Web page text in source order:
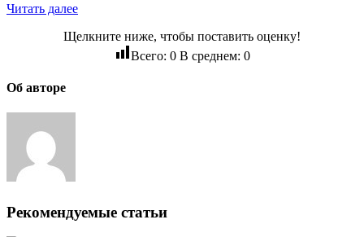
Читать далее
Щелкните ниже, чтобы поставить оценку!
Всего: 0В среднем: 0
Об авторе
Рекомендуемые статьи